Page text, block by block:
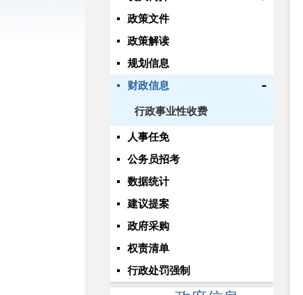
政策文件
政策解读
规划信息
财政信息
-
行政事业性收费
人事任免
公务员招考
数据统计
建议提案
政府采购
权责清单
行政处罚强制